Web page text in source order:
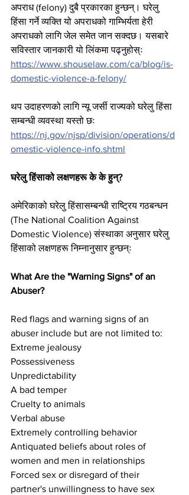
अपराध (felony) दुबै प्रकारका हुन्छन्। घरेलु
हिंसा गर्ने व्यक्ति यो अपराधको गाम्भिर्यता हेरी
अपराधको लागि जेल समेत जान सक्दछ। यसबारे
सविस्तार जानकारी यो लिंकमा पढ्नुहोस्ः
https://www.shouselaw.com/ca/blog/is-
domestic-violence-a-felony/
थप उदाहरणको लागि न्यू जर्सी राज्यको घरेलु हिंसा
सम्बन्धी व्यवस्था यस्तो छः
https://nj.gov/njsp/division/operations/d
omestic-violence-info.shtml
घरेलु हिंसाको लक्षणहरू के के हुन्?
अमेरिकाको घरेलु हिंसासम्बन्धी राष्ट्रिय गठबन्धन
(The National Coalition Against
Domestic Violence) संस्थाका अनुसार घरेलु
हिंसाको लक्षणहरू निम्नानुसार हुन्छन्ः
What Are the "Warning Signs" of an
Abuser?
Red flags and warning signs of an
abuser include but are not limited to:
Extreme jealousy
Possessiveness
Unpredictability
A bad temper
Cruelty to animals
Verbal abuse
Extremely controlling behavior
Antiquated beliefs about roles of
women and men in relationships
Forced sex or disregard of their
partner's unwillingness to have sex